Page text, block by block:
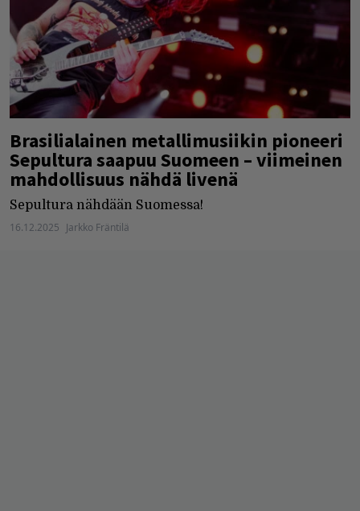
Brasilialainen metallimusiikin pioneeri
Sepultura saapuu Suomeen – viimeinen
mahdollisuus nähdä livenä
Sepultura nähdään Suomessa!
16.12.2025 Jarkko Fräntilä